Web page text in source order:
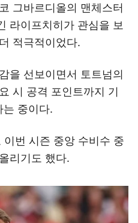
그바르디올의 맨체스터
라이프치히가 관심을 보
적극적이었다.
을 선보이면서 토트넘의
시 공격 포인트까지 기
는 중이다.
번 시즌 중앙 수비수 중
리기도 했다.